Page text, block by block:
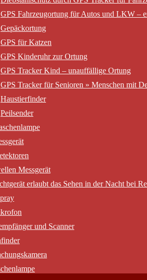
GPS Fahrzeugortung für Autos und LKW –
Gepäckortung
GPS für Katzen
GPS Kinderuhr zur Ortung
GPS Tracker Kind – unauffällige Ortung
GPS Tracker für Senioren » Menschen mit
Haustierfinder
Peilsender
Messgerät
erlaubt das Sehen in der Nacht bei
und Scanner